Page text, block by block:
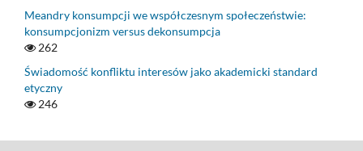
Meandry konsumpcji we współczesnym społeczeństwie:
konsumpcjonizm versus dekonsumpcja
262
Świadomość konfliktu interesów jako akademicki standard
etyczny
246